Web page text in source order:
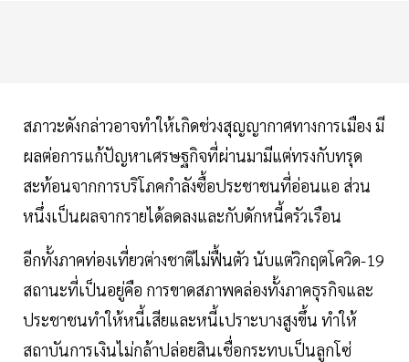
สภาวะดังกล่าวอาจทำให้เกิดช่วงสุญญากาศทางการเมือง มี
ผลต่อการแก้ปัญหาเศรษฐกิจที่ผ่านมามีแต่ทรงกับทรุด
สะท้อนจากการบริโภคกำลังซื้อประชาชนที่อ่อนแอ ส่วน
หนึ่งเป็นผลจากรายได้ลดลงและกับดักหนี้ครัวเรือน
อีกทั้งภาคท่องเที่ยวต่างชาติไม่ฟื้นตัว นับแต่วิกฤตโควิด-19
สถานะที่เป็นอยู่คือ การขาดสภาพคล่องทั้งภาคธุรกิจและ
ประชาชนทำให้หนี้เสียและหนี้เปราะบางสูงขึ้น ทำให้
สถาบันการเงินไม่กล้าปล่อยสินเชื่อกระทบเป็นลูกโซ่